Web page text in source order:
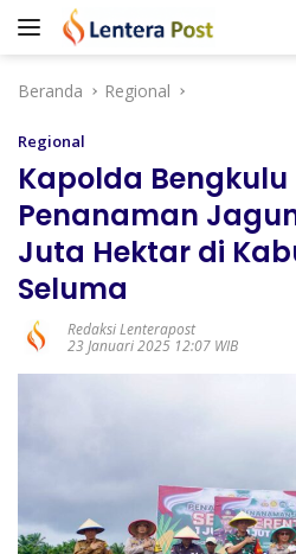
Langsung
Beranda
Regional
Regional
Kapolda
Penanaman
Juta Hektar di
Seluma
Redaksi Lenterapost
23 Januari 2025 12:07 WIB